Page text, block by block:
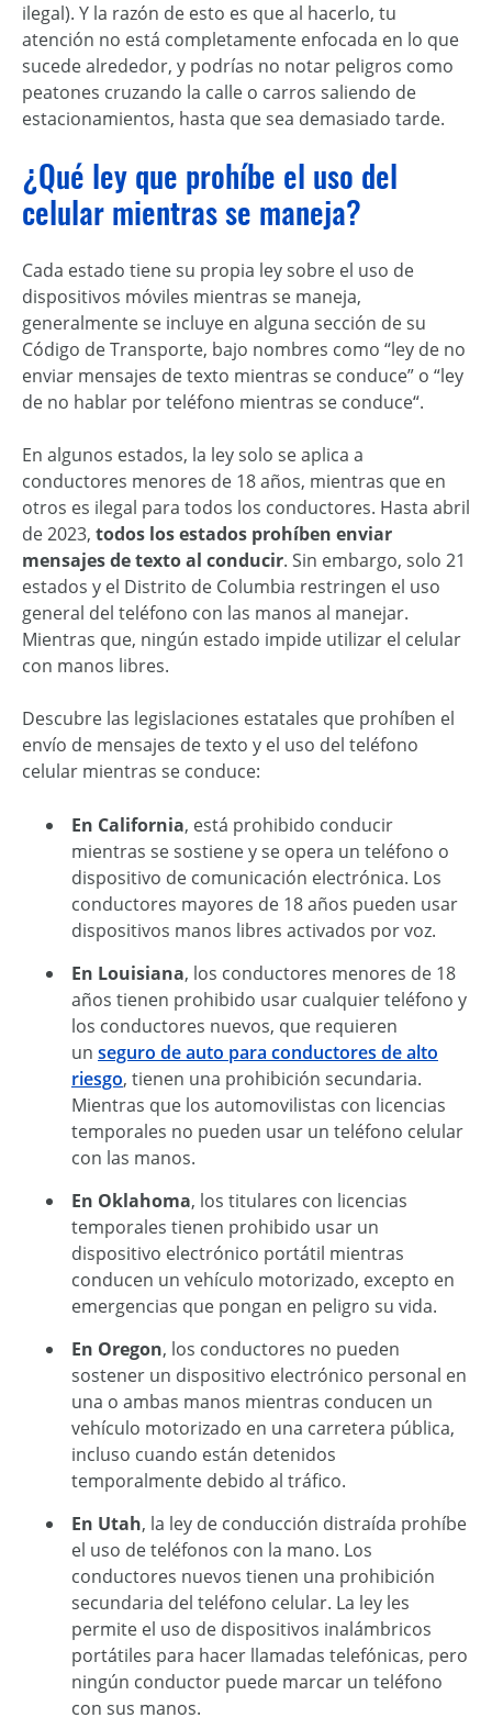
ilegal). Y la razón de esto es que al hacerlo, tu
atención no está completamente enfocada en lo que
sucede alrededor, y podrías no notar peligros como
peatones cruzando la calle o carros saliendo de
estacionamientos, hasta que sea demasiado tarde.
¿Qué ley que prohíbe el uso del
celular mientras se maneja?
Cada estado tiene su propia ley sobre el uso de
dispositivos móviles mientras se maneja,
generalmente se incluye en alguna sección de su
Código de Transporte, bajo nombres como “ley de no
enviar mensajes de texto mientras se conduce” o “ley
de no hablar por teléfono mientras se conduce“.
En algunos estados, la ley solo se aplica a
conductores menores de 18 años, mientras que en
otros es ilegal para todos los conductores. Hasta abril
de 2023, todos los estados prohíben enviar
mensajes de texto al conducir. Sin embargo, solo 21
estados y el Distrito de Columbia restringen el uso
general del teléfono con las manos al manejar.
Mientras que, ningún estado impide utilizar el celular
con manos libres.
Descubre las legislaciones estatales que prohíben el
envío de mensajes de texto y el uso del teléfono
celular mientras se conduce:
En California, está prohibido conducir
mientras se sostiene y se opera un teléfono o
dispositivo de comunicación electrónica. Los
conductores mayores de 18 años pueden usar
dispositivos manos libres activados por voz.
En Louisiana, los conductores menores de 18
años tienen prohibido usar cualquier teléfono y
los conductores nuevos, que requieren
un seguro de auto para conductores de alto
riesgo, tienen una prohibición secundaria.
Mientras que los automovilistas con licencias
temporales no pueden usar un teléfono celular
con las manos.
En Oklahoma, los titulares con licencias
temporales tienen prohibido usar un
dispositivo electrónico portátil mientras
conducen un vehículo motorizado, excepto en
emergencias que pongan en peligro su vida.
En Oregon, los conductores no pueden
sostener un dispositivo electrónico personal en
una o ambas manos mientras conducen un
vehículo motorizado en una carretera pública,
incluso cuando están detenidos
temporalmente debido al tráfico.
En Utah, la ley de conducción distraída prohíbe
el uso de teléfonos con la mano. Los
conductores nuevos tienen una prohibición
secundaria del teléfono celular. La ley les
permite el uso de dispositivos inalámbricos
portátiles para hacer llamadas telefónicas, pero
ningún conductor puede marcar un teléfono
con sus manos.